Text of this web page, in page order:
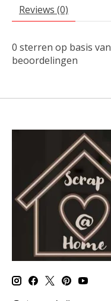
Reviews (0)
0 sterren op basis van
beoordelingen